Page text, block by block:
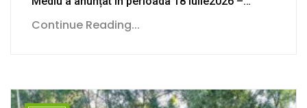
Continue Reading...